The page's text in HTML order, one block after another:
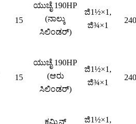
15
ಯುಚೈ 190HP
(ನಾಲ್ಕು
ಸಿಲಿಂಡರ್)
ಜಿ1½×1,
ಜಿ¾×1
15
ಯುಚೈ 190HP
(ಆರು
ಸಿಲಿಂಡರ್)
ಜಿ1½×1,
ಜಿ¾×1
ಕಮ್ಮಿನ್ಸ್
ಜಿ1½×1,